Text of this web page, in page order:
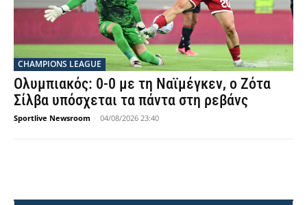
CHAMPIONS LEAGUE
Ολυμπιακός: 0-0 με τη Ναϊμέγκεν, ο Ζότα
Σίλβα υπόσχεται τα πάντα στη ρεβάνς
Sportlive Newsroom - 04/08/2026 23:40